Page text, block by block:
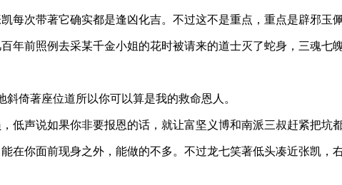
每次带著它确实都是逢凶化吉。不过这不是重点，重点是辟邪玉
年前照例去采某千金小姐的花时被请来的道士灭了蛇身，三魂七
倚著座位道所以你可以算是我的救命恩人。
低声说如果你非要报恩的话，就让富坚义博和南派三叔赶紧把坑
在你面前现身之外，能做的不多。不过龙七笑著低头凑近张凯，